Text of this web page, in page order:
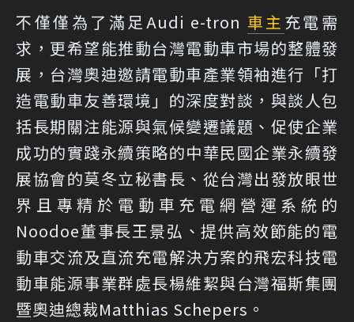
不僅僅為了滿足Audi e-tron 車主 充電需
求，更希望能推動台灣電動車市場的整體發
展，台灣奧迪邀請電動車產業領袖進行「打
造電動車友善環境」的深度對談，與談人包
括長期關注能源與氣候變遷議題、促使企業
成功的實踐永續策略的中華民國企業永續發
展協會的莫冬立秘書長、從台灣出發放眼世
界且專精於電動車充電網營運系統的
Noodoe董事長王景弘、提供高效節能的電
動車交流及直流充電解決方案的飛宏科技電
動車能源事業群處長楊維絜與台灣福斯集團
暨奧迪總裁Matthias Schepers。